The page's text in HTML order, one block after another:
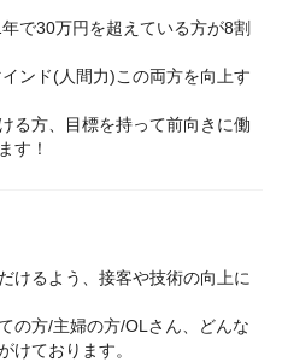
で30万円を超えている方が8割
ンド(人間力)この両方を向上す
る方、目標を持って前向きに働
す！
けるよう、接客や技術の向上に
の方/主婦の方/OLさん、どんな
けております。